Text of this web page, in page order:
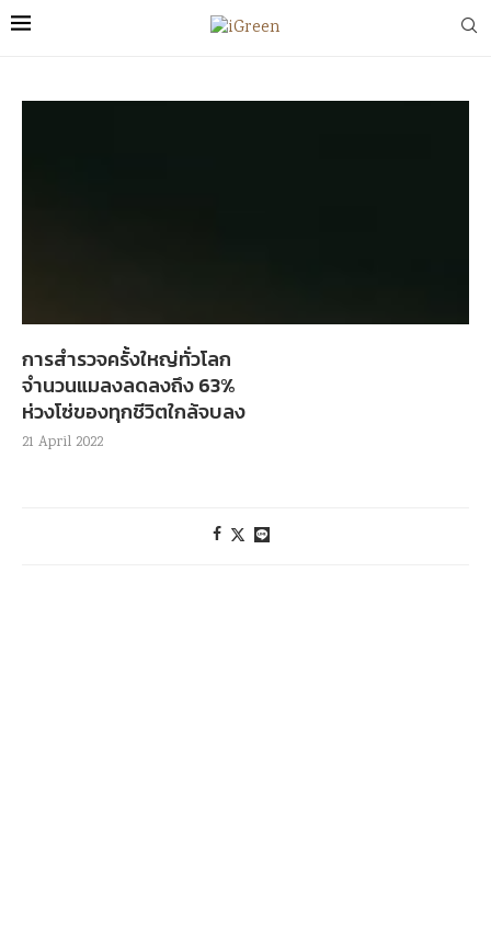
การสำรวจครั้งใหญ่ทั่วโลก
จำนวนแมลงลดลงถึง 63%
ห่วงโซ่ของทุกชีวิตใกล้จบลง
21 April 2022